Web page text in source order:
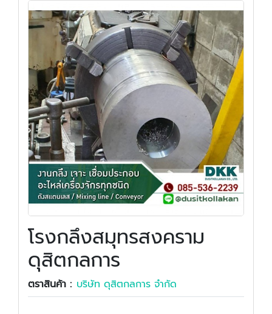
โรงกลึงสมุทรสงคราม
ดุสิตกลการ
ตราสินค้า : บริษัท ดุสิตกลการ จำกัด